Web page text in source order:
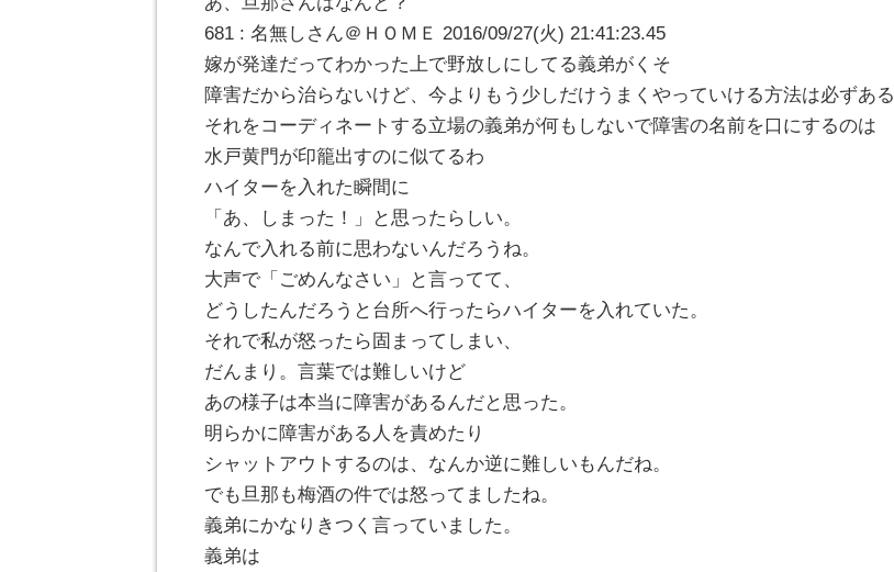
681 : 名無しさん＠ＨＯＭＥ 2016/09/27(火) 21:41:23.45
嫁が発達だってわかった上で野放しにしてる義弟がくそ
障害だから治らないけど、今よりもう少しだけうまくやっていける方法は必ずある
それをコーディネートする立場の義弟が何もしないで障害の名前を口にするのは
水戸黄門が印籠出すのに似てるわ
ハイターを入れた瞬間に
「あ、しまった！」と思ったらしい。
なんで入れる前に思わないんだろうね。
大声で「ごめんなさい」と言ってて、
どうしたんだろうと台所へ行ったらハイターを入れていた。
それで私が怒ったら固まってしまい、
だんまり。言葉では難しいけど
あの様子は本当に障害があるんだと思った。
明らかに障害がある人を責めたり
シャットアウトするのは、なんか逆に難しいもんだね。
でも旦那も梅酒の件では怒ってましたね。
義弟にかなりきつく言っていました。
義弟は